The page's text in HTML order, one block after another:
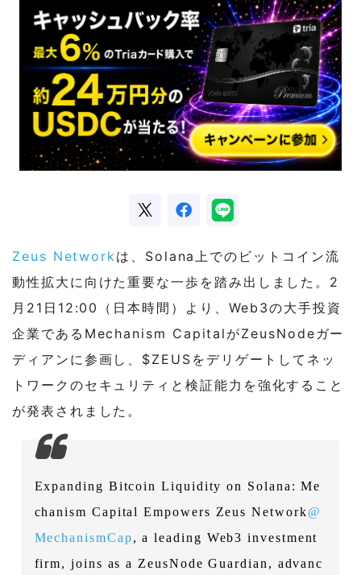
Zeus Network は、Solana上でのビットコイン流
動性拡大に向けた重要な一歩を踏み出しました。2
月21日12:00（日本時間）より、Web3の大手投資
企業であるMechanism CapitalがZeusNodeガー
ディアンに参画し、$ZEUSをデリゲートしてネッ
トワークのセキュリティと検証能力を強化すること
が発表されました。
Expanding Bitcoin Liquidity on Solana: Me
chanism Capital Empowers Zeus Network@
MechanismCap, a leading Web3 investment
firm, joins as a ZeusNode Guardian, advanc